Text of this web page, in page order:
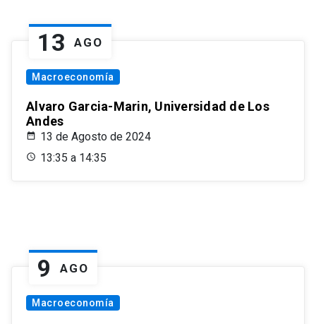
13 AGO
Macroeconomía
Alvaro Garcia-Marin, Universidad de Los
Andes
13 de Agosto de 2024
13:35 a 14:35
9 AGO
Macroeconomía